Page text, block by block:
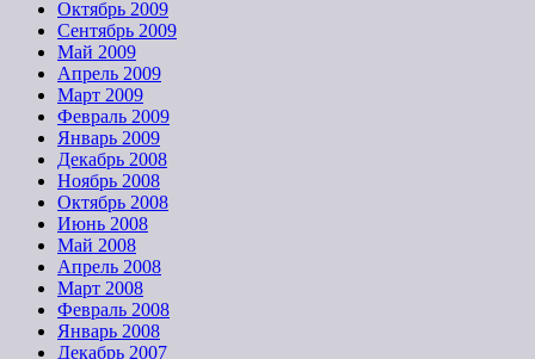
Октябрь 2009
Сентябрь 2009
Май 2009
Апрель 2009
Март 2009
Февраль 2009
Январь 2009
Декабрь 2008
Ноябрь 2008
Октябрь 2008
Июнь 2008
Май 2008
Апрель 2008
Март 2008
Февраль 2008
Январь 2008
Декабрь 2007